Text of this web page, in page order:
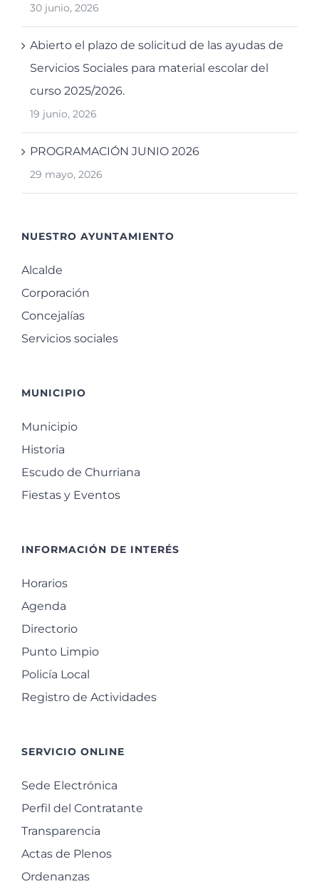
30 junio, 2026
Abierto el plazo de solicitud de las ayudas de
Servicios Sociales para material escolar del
curso 2025/2026.
19 junio, 2026
PROGRAMACIÓN JUNIO 2026
29 mayo, 2026
NUESTRO AYUNTAMIENTO
Alcalde
Corporación
Concejalías
Servicios sociales
MUNICIPIO
Municipio
Historia
Escudo de Churriana
Fiestas y Eventos
INFORMACIÓN DE INTERÉS
Horarios
Agenda
Directorio
Punto Limpio
Policía Local
Registro de Actividades
SERVICIO ONLINE
Sede Electrónica
Perfil del Contratante
Transparencia
Actas de Plenos
Ordenanzas